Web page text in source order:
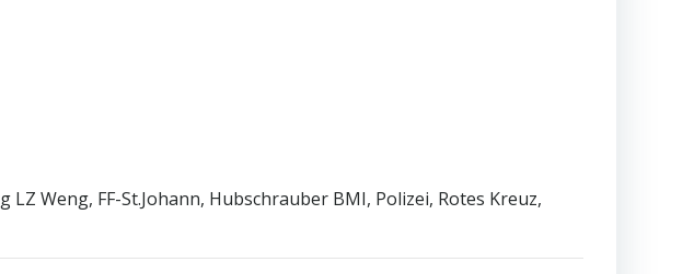
Weng, FF-St.Johann, Hubschrauber BMI, Polizei, Rotes Kreuz,